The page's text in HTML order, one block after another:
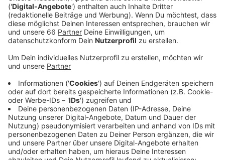
Veröffentlicht:Donnerstag, 11.03.2021 15:45
Anzeige
Es war eine Sensation, als 2009 das ungewöhnlich gut
erhaltene Wrack eines alten Plattbodenschiffes
entdeckt wurde. Experten hatten den Zustand des
Schiffes für den gesamten Rheinverlauf als einmalig
eingestuft. Um den Fund zu erhalten, musste er
aufwendig behandelt werden: Das Schiff wurde in rund
1.000 Einzelteile zerlegt, die ständig feucht gehalten
werden mussten, damit sie nicht austrocknen. Der